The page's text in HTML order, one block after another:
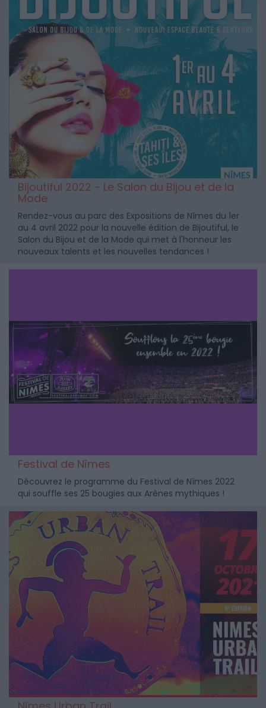
Bijoutiful 2022 - Le Salon du Bijou et de la
Mode
Rendez-vous au parc des Expositions de Nîmes du 1er
au 4 avril 2022 pour la nouvelle édition de Bijoutiful, le
Salon du Bijou et de la Mode qui met à l'honneur les
nouveaux talents et les nouvelles tendances !
Festival de Nîmes
Découvrez le programme du Festival de Nîmes 2022
qui souffle ses 25 bougies aux Arènes mythiques !